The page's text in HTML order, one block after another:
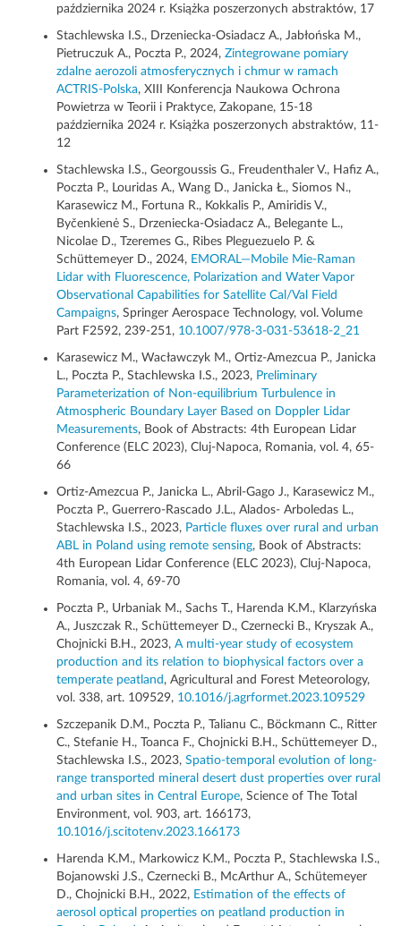
października 2024 r. Książka poszerzonych abstraktów, 17
Stachlewska I.S., Drzeniecka-Osiadacz A., Jabłońska M.,
Pietruczuk A., Poczta P., 2024, Zintegrowane pomiary
zdalne aerozoli atmosferycznych i chmur w ramach
ACTRIS-Polska, XIII Konferencja Naukowa Ochrona
Powietrza w Teorii i Praktyce, Zakopane, 15-18
października 2024 r. Książka poszerzonych abstraktów, 11-
12
Stachlewska I.S., Georgoussis G., Freudenthaler V., Hafiz A.,
Poczta P., Louridas A., Wang D., Janicka Ł., Siomos N.,
Karasewicz M., Fortuna R., Kokkalis P., Amiridis V.,
Byčenkienė S., Drzeniecka-Osiadacz A., Belegante L.,
Nicolae D., Tzeremes G., Ribes Pleguezuelo P. &
Schüttemeyer D., 2024, EMORAL—Mobile Mie-Raman
Lidar with Fluorescence, Polarization and Water Vapor
Observational Capabilities for Satellite Cal/Val Field
Campaigns, Springer Aerospace Technology, vol. Volume
Part F2592, 239-251, 10.1007/978-3-031-53618-2_21
Karasewicz M., Wacławczyk M., Ortiz-Amezcua P., Janicka
L., Poczta P., Stachlewska I.S., 2023, Preliminary
Parameterization of Non-equilibrium Turbulence in
Atmospheric Boundary Layer Based on Doppler Lidar
Measurements, Book of Abstracts: 4th European Lidar
Conference (ELC 2023), Cluj-Napoca, Romania, vol. 4, 65-
66
Ortiz-Amezcua P., Janicka L., Abril-Gago J., Karasewicz M.,
Poczta P., Guerrero-Rascado J.L., Alados- Arboledas L.,
Stachlewska I.S., 2023, Particle fluxes over rural and urban
ABL in Poland using remote sensing, Book of Abstracts:
4th European Lidar Conference (ELC 2023), Cluj-Napoca,
Romania, vol. 4, 69-70
Poczta P., Urbaniak M., Sachs T., Harenda K.M., Klarzyńska
A., Juszczak R., Schüttemeyer D., Czernecki B., Kryszak A.,
Chojnicki B.H., 2023, A multi-year study of ecosystem
production and its relation to biophysical factors over a
temperate peatland , Agricultural and Forest Meteorology,
vol. 338, art. 109529, 10.1016/j.agrformet.2023.109529
Szczepanik D.M., Poczta P., Talianu C., Böckmann C., Ritter
C., Stefanie H., Toanca F., Chojnicki B.H., Schüttemeyer D.,
Stachlewska I.S., 2023, Spatio-temporal evolution of long-
range transported mineral desert dust properties over rural
and urban sites in Central Europe, Science of The Total
Environment, vol. 903, art. 166173,
10.1016/j.scitotenv.2023.166173
Harenda K.M., Markowicz K.M., Poczta P., Stachlewska I.S.,
Bojanowski J.S., Czernecki B., McArthur A., Schütemeyer
D., Chojnicki B.H., 2022, Estimation of the effects of
aerosol optical properties on peatland production in